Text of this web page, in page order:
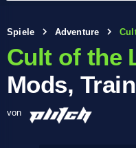
Spiele Adventure
Cult of the
Mods,
von